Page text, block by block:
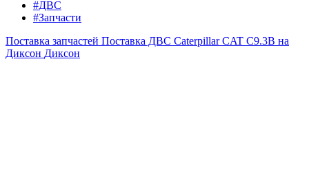
#ДВС
#Запчасти
Поставка запчастей Поставка ДВС Caterpillar CAT C9.3B на
Диксон Диксон